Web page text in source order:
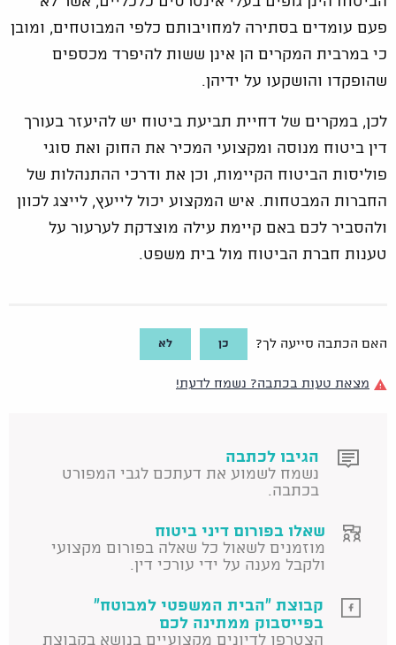
פעם עומדים בסתירה למחויבותם כלפי המבוטחים, ומובן
כי במרבית המקרים הן אינן ששות להיפרד מכספים
שהופקדו והושקעו על ידיהן.
לכן, במקרים של דחיית תביעת ביטוח יש להיעזר בעורך
דין ביטוח מנוסה ומקצועי המכיר את החוק ואת סוגי
פוליסות הביטוח הקיימות, וכן את ודרכי ההתנהלות של
החברות המבטחות. איש המקצוע יכול לייעץ, לייצג לכוון
ולהסביר לכם באם קיימת עילה מוצדקת לערעור על
טענות חברת הביטוח מול בית משפט.
האם הכתבה סייעה לך? כן לא
מצאת טעות בכתבה? נשמח לדעת!
הגיבו לכתבה
נשמח לשמוע את דעתכם לגבי המפורט
בכתבה.
שאלו בפורום דיני ביטוח
מוזמנים לשאול כל שאלה בפורום מקצועי
ולקבל מענה על ידי עורכי דין.
קבוצת "הבית המשפטי למבוטח"
בפייסבוק ממתינה לכם
הצטרפו לדיונים מקצועיים בנושא בקבוצת